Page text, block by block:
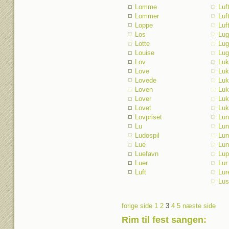
Lomme
Lommer
Loppe
Los
Lotte
Louise
Lov
Love
Lovede
Loven
Lover
Lovet
Lovpriset
Lu
Ludospil
Lue
Luefavn
Luer
Luft
Lur
Lus
forige side 1 23 4 5 næste side
Rim til fest sangen: